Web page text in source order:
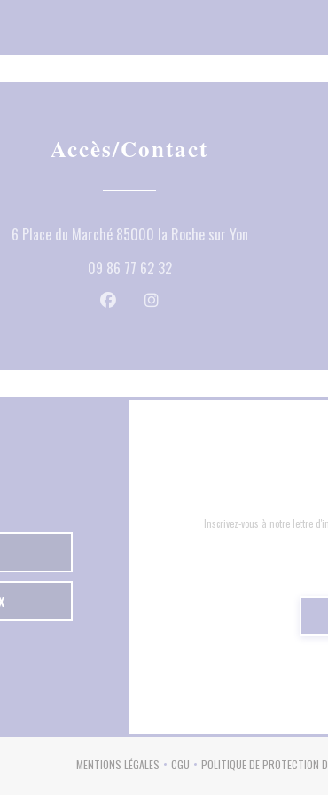
Accès/Contact
6 Place du Marché 85000 la Roche sur Yon((ouvre une
09 86 77 62 32
Facebook ((ouvre une nouvelle
Instagram ((ouvre une
Inscrivez-vous à notre lettre
FENÊTRE)) MENTIONS LÉGALES
((OUVRE UNE NOUVELLE FENÊTRE))
CGU
((OUVRE UNE NOUVELLE
POLITIQUE DE PROTECTION